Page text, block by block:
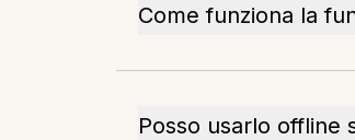
Come funziona la
Posso usarlo offline